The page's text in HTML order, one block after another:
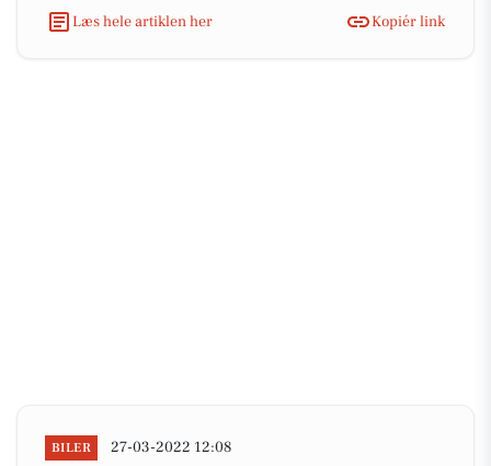
Læs hele artiklen her
Kopiér link
BILER 27-03-2022 12:08